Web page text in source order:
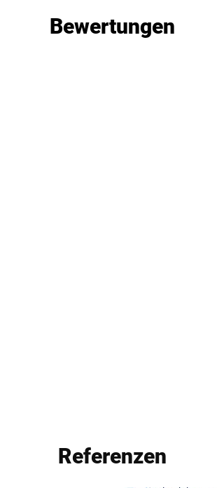
Bewertungen
Referenzen